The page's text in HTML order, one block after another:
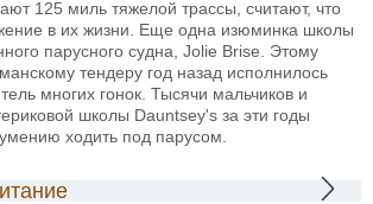
125 миль тяжелой трассы, считают, что
в их жизни. Еще одна изюминка школы
парусного судна, Jolie Brise. Этому
тендеру год назад исполнилось
многих гонок. Тысячи мальчиков и
школы Dauntsey's за эти годы
ходить под парусом.